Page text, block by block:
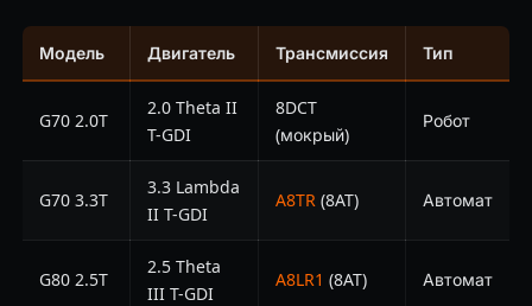
Модель Двигатель Трансмиссия Тип
G70 2.0T
2.0 Theta II
T-GDI
8DCT
(мокрый)
Робот
G70 3.3T
3.3 Lambda
II T-GDI
A8TR(8AT) Автомат
G80 2.5T
2.5 Theta
III T-GDI
A8LR1 (8AT) Автомат